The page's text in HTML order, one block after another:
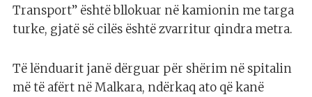
Transport” është bllokuar në kamionin me targa
turke, gjatë së cilës është zvarritur qindra metra.
Të lënduarit janë dërguar për shërim në spitalin
më të afërt në Malkara, ndërkaq ato që kanë